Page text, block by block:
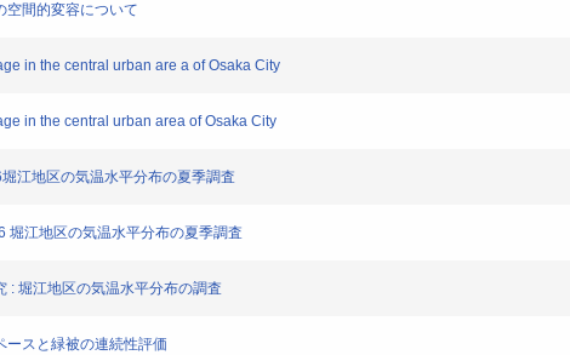
空間的変容について
in the central urban are a of Osaka City
in the central urban area of Osaka City
江地区の気温水平分布の夏季調査
堀江地区の気温水平分布の夏季調査
: 堀江地区の気温水平分布の調査
ースと緑被の連続性評価